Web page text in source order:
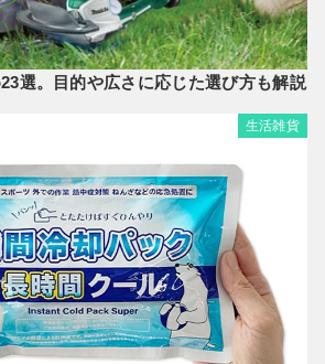
選。目的や広さに応じた選び方も解説
生活雑貨